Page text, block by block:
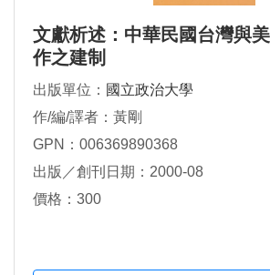
文獻析述：中華民國台灣與
作之建制
出版單位： 國立政治大學
作/編/譯者：黃剛
GPN：006369890368
出版／創刊日期：2000-08
價格：300